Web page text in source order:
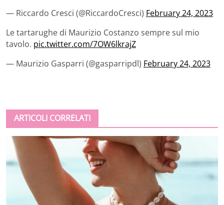
— Riccardo Cresci (@RiccardoCresci) February 24, 2023
Le tartarughe di Maurizio Costanzo sempre sul mio
tavolo. pic.twitter.com/7OW6lkrajZ
— Maurizio Gasparri (@gasparripdl) February 24, 2023
ARTICOLI CORRELATI